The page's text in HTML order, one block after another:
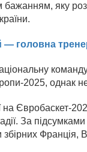
яку
— головна
2025, однак
на Євробаскет-
За
збірних Франція,